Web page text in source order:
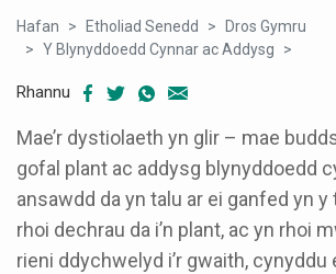
Hafan Etholiad Senedd
Dros Gymru
Y Blynyddoedd Cynnar ac Addysg
Rhannu
Mae’r dystiolaeth yn glir – mae
gofal plant ac addysg blynyddoedd
ansawdd da yn talu ar ei ganfed yn y
rhoi dechrau da i’n plant, ac yn rhoi
rieni ddychwelyd i’r gwaith, cynyddu